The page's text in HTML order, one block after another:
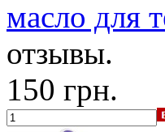
масло для
отзывы.
150 грн.